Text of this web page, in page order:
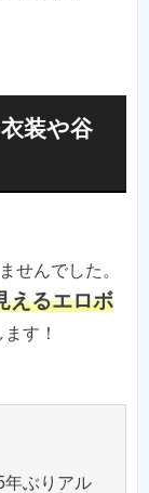
装や谷
せんでした。
えるエロボ
す！
年ぶりアル